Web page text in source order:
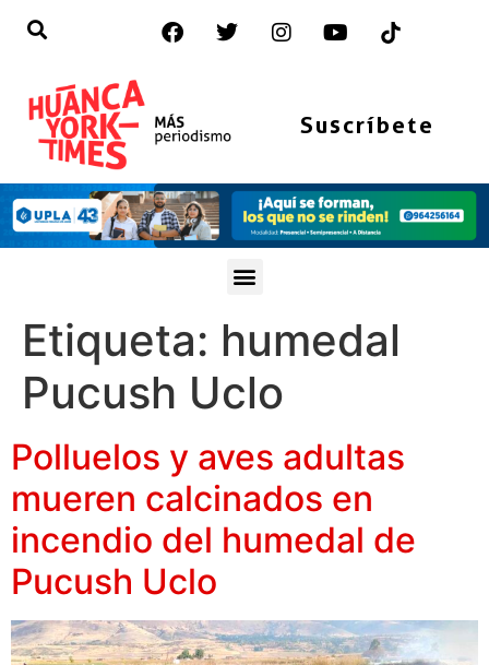
Suscríbete
Etiqueta: humedal
Pucush Uclo
Polluelos y aves adultas
mueren calcinados en
incendio del humedal de
Pucush Uclo